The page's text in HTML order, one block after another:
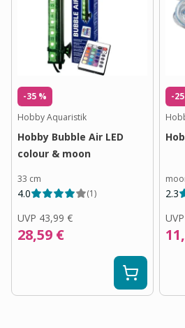
-35 %
Hobby Aquaristik
Hobby Bubble Air LED
colour & moon
33 cm
4.0 (1)
UVP 43,99 €
28,59 €
-
2.3
UVP